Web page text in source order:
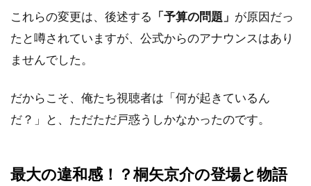
これらの変更は、後述する 「予算の問題」 が原因だっ
たと噂されていますが、公式からのアナウンスはあり
ませんでした。
だからこそ、俺たち視聴者は「何が起きているん
だ？」と、ただただ戸惑うしかなかったのです。
最大の違和感！？桐矢京介の登場と物語